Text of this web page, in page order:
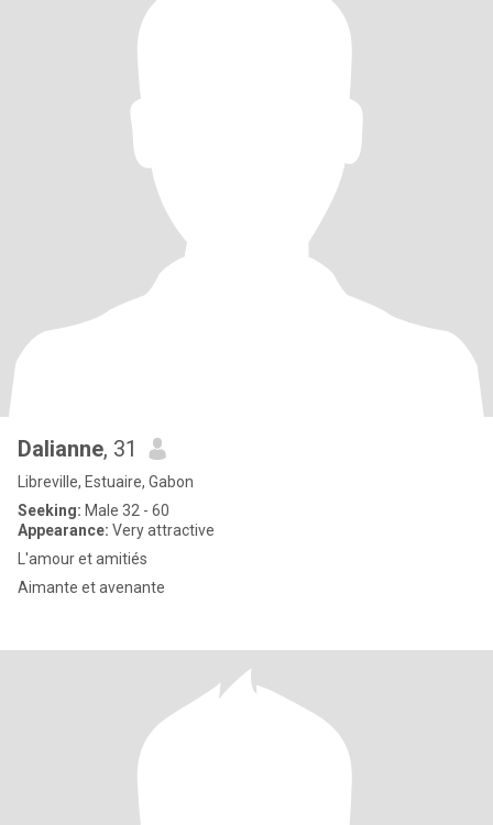
Dalianne, 31
Libreville, Estuaire, Gabon
Seeking: Male 32 - 60
Appearance: Very attractive
L'amour et amitiés
Aimante et avenante